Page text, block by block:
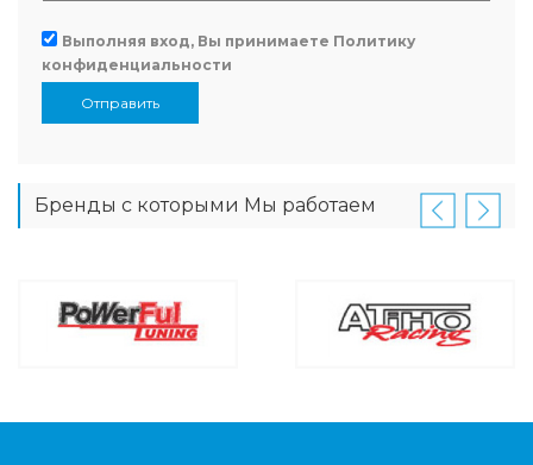
Выполняя вход, Вы принимаете Политику
конфиденциальности
Отправить
Бренды с которыми Мы работаем